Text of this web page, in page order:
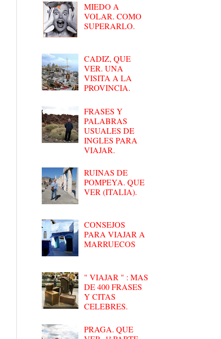
MIEDO A
VOLAR. COMO
SUPERARLO.
CADIZ, QUE
VER. UNA
VISITA A LA
PROVINCIA.
FRASES Y
PALABRAS
USUALES DE
INGLES PARA
VIAJAR.
RUINAS DE
POMPEYA. QUE
VER (ITALIA).
CONSEJOS
PARA VIAJAR A
MARRUECOS
" VIAJAR " : MAS
DE 400 FRASES
Y CITAS
CELEBRES.
PRAGA. QUE